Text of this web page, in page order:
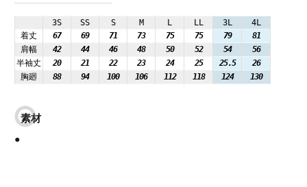
3S SS S M L LL 3L
4L
着丈
67 69 71 73 75 75 79
81
肩幅
42 44 46 48 50 52 54
56
半袖丈
20 21 22 23 24 25 25.5
26
胸廻
88 94 100 106 112 118 124 130
素材
●